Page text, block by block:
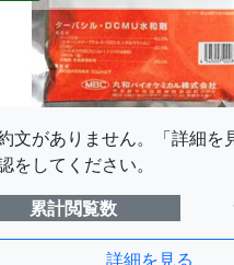
文がありません。「詳細を
をしてください。
累計閲覧数
詳細を見る